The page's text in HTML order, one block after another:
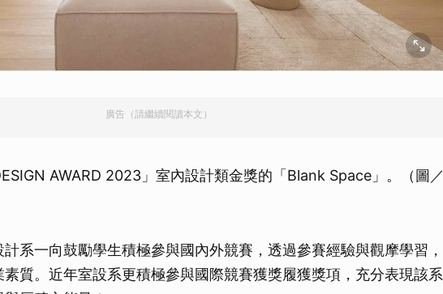
廣告（請繼續閱讀本文）
AWARD 2023」室內設計類金獎的「Blank Space」。（圖／
系一向鼓勵學生積極參與國內外競賽，透過參賽經驗與觀摩學習，
質。近年室設系更積極參與國際競賽獲獎履獲獎項，充分表現該系